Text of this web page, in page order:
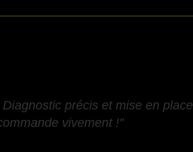
précis et mise en place
vivement !"